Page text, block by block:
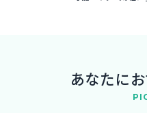
あなたに